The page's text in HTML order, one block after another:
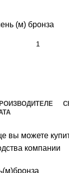
(м) бронза
вы можете
компании